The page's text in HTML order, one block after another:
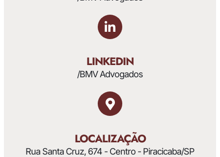
LINKEDIN
/BMV Advogados
LOCALIZAÇÃO
Rua Santa Cruz, 674 - Centro - Piracicaba/SP